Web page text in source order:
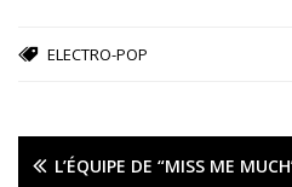
ELECTRO-POP
L’ÉQUIPE DE “MISS ME